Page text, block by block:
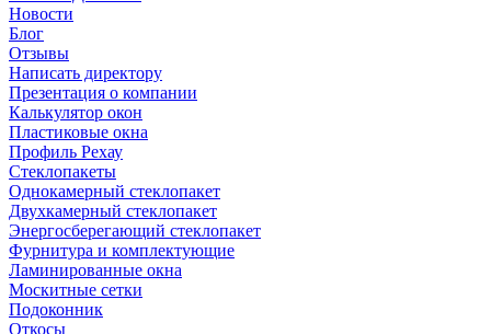
Новости
Блог
Отзывы
Написать директору
Презентация о компании
Калькулятор окон
Пластиковые окна
Профиль Рехау
Стеклопакеты
Однокамерный стеклопакет
Двухкамерный стеклопакет
Энергосберегающий стеклопакет
Фурнитура и комплектующие
Ламинированные окна
Москитные сетки
Подоконник
Откосы